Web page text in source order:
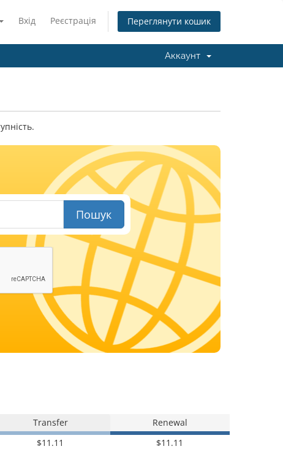
Вхід Реєстрація Переглянути кошик
Аккаунт
Пошук
Transfer Renewal
$11.11 $11.11